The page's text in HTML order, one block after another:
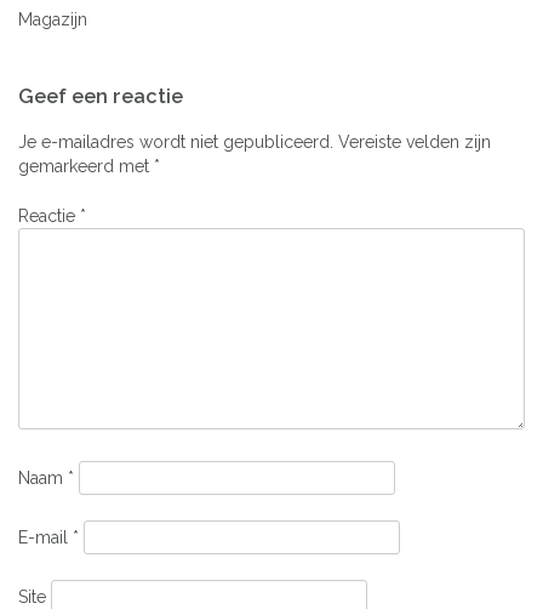
Magazijn
navigatie
Geef een reactie
Je e-mailadres wordt niet gepubliceerd. Vereiste velden zijn
gemarkeerd met *
Reactie *
Naam *
E-mail *
Site